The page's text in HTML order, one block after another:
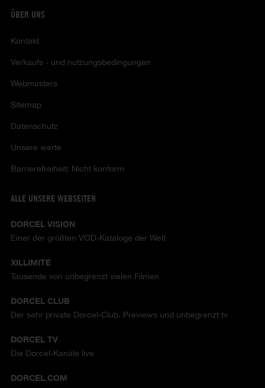
ÜBER UNS
Kontakt
Verkaufs - und nutzungsbedingungen
Webmasters
Sitemap
Datenschutz
Unsere werte
Barrierefreiheit: Nicht konform
ALLE UNSERE WEBSEITEN
DORCEL VISION
Einer der größten VOD-Kataloge der Welt
XILLIMITE
Tausende von unbegrenzt vielen Filmen
DORCEL CLUB
Der sehr private Dorcel-Club. Previews und unbegrenzt tv
DORCEL TV
Die Dorcel-Kanäle live
DORCEL.COM